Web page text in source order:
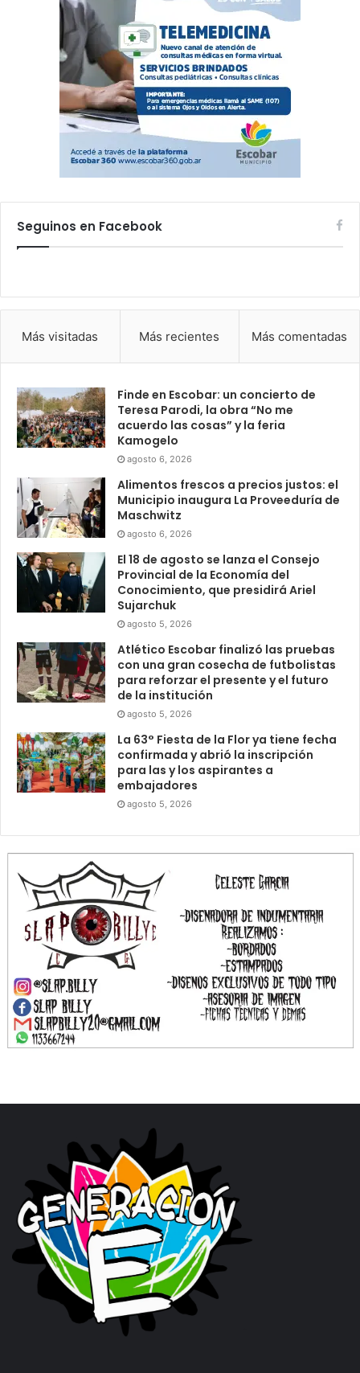
Seguinos en Facebook
Más visitadas Más recientes Más comentadas
Finde en Escobar: un concierto de
Teresa Parodi, la obra “No me
acuerdo las cosas” y la feria
Kamogelo
agosto 6, 2026
Alimentos frescos a precios justos: el
Municipio inaugura La Proveeduría de
Maschwitz
agosto 6, 2026
El 18 de agosto se lanza el Consejo
Provincial de la Economía del
Conocimiento, que presidirá Ariel
Sujarchuk
agosto 5, 2026
Atlético Escobar finalizó las pruebas
con una gran cosecha de futbolistas
para reforzar el presente y el futuro
de la institución
agosto 5, 2026
La 63° Fiesta de la Flor ya tiene fecha
confirmada y abrió la inscripción
para las y los aspirantes a
embajadores
agosto 5, 2026